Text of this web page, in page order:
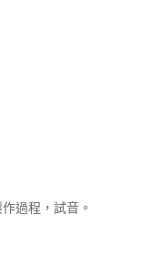
過程，試音。